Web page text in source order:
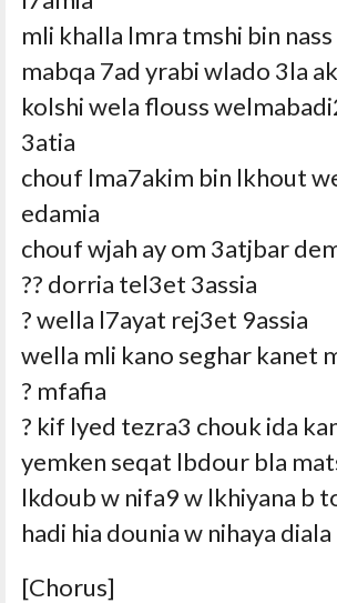
mli khalla lmra tmshi bin
mabqa 7ad yrabi wlado 3la
kolshi wela flouss
3atia
chouf lma7akim bin lkhout
edamia
chouf wjah ay om 3atjbar
dorria tel3et 3assia ??
wella l7ayat rej3et 9assia ?
wella mli kano seghar kanet
mfafia ?
kif lyed tezra3 chouk ida
yemken seqat lbdour bla
lkdoub w nifa9 w lkhiyana b
hadi hia dounia w nihaya
[Chorus]